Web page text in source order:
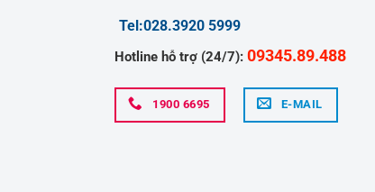
Tel:028.3920 5999
Hotline hỗ trợ (24/7): 09345.89.488
1900 6695 E-MAIL